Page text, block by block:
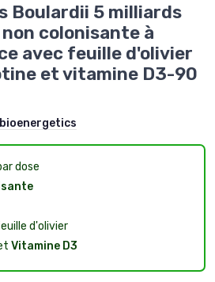
Boulardii 5 milliards
colonisante à
avec feuille d'olivier
et vitamine D3-90
dose
d'olivier
Vitamine D3